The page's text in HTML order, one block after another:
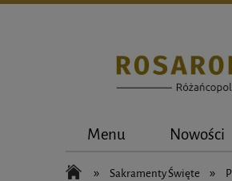
Menu Nowości
» Sakramenty Święte »